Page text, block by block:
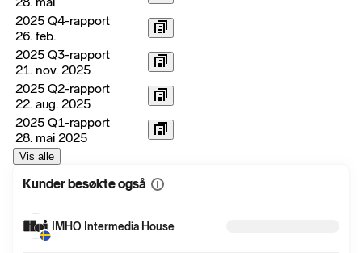
2025 Q4-rapport
26. feb.
2025 Q3-rapport
21. nov. 2025
2025 Q2-rapport
22. aug. 2025
2025 Q1-rapport
28. mai 2025
Vis alle
Kunder besøkte også Vis
IMHO Intermedia House